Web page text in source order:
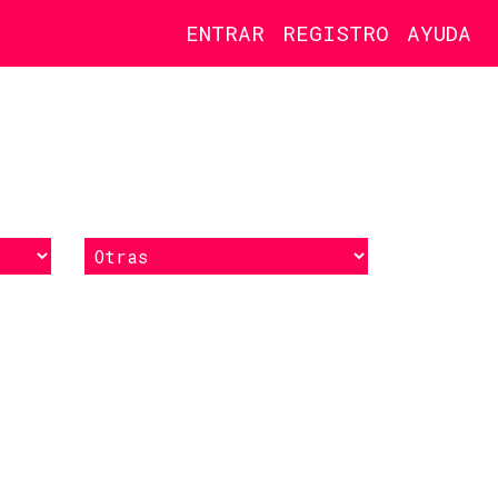
ENTRAR REGISTRO AYUDA